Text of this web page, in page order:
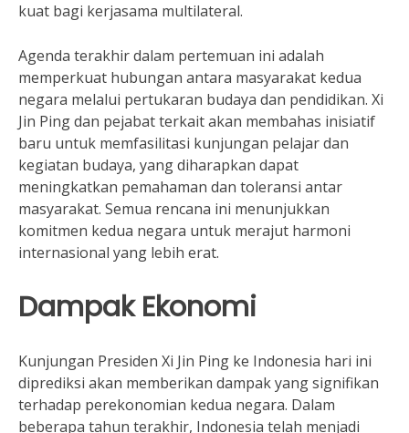
kuat bagi kerjasama multilateral.
Agenda terakhir dalam pertemuan ini adalah
memperkuat hubungan antara masyarakat kedua
negara melalui pertukaran budaya dan pendidikan. Xi
Jin Ping dan pejabat terkait akan membahas inisiatif
baru untuk memfasilitasi kunjungan pelajar dan
kegiatan budaya, yang diharapkan dapat
meningkatkan pemahaman dan toleransi antar
masyarakat. Semua rencana ini menunjukkan
komitmen kedua negara untuk merajut harmoni
internasional yang lebih erat.
Dampak Ekonomi
Kunjungan Presiden Xi Jin Ping ke Indonesia hari ini
diprediksi akan memberikan dampak yang signifikan
terhadap perekonomian kedua negara. Dalam
beberapa tahun terakhir, Indonesia telah menjadi